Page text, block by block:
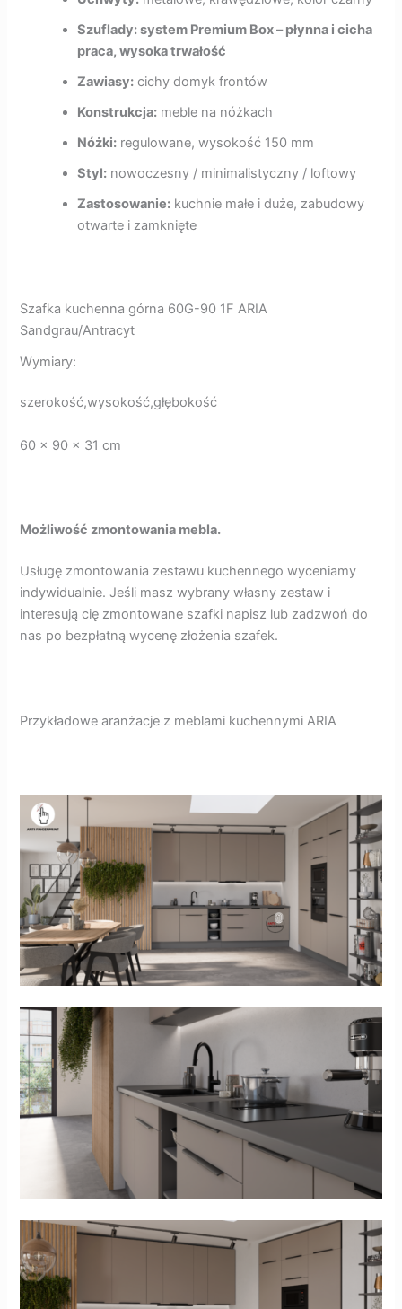
Szuflady: system Premium Box – płynna i cicha
praca, wysoka trwałość
Zawiasy: cichy domyk frontów
Konstrukcja: meble na nóżkach
Nóżki: regulowane, wysokość 150 mm
Styl: nowoczesny / minimalistyczny / loftowy
Zastosowanie: kuchnie małe i duże, zabudowy
otwarte i zamknięte
Szafka kuchenna górna 60G-90 1F ARIA
Sandgrau/Antracyt
Wymiary:
szerokość,wysokość,głębokość
60 x 90 x 31 cm
Możliwość zmontowania mebla.
Usługę zmontowania zestawu kuchennego wyceniamy
indywidualnie. Jeśli masz wybrany własny zestaw i
interesują cię zmontowane szafki napisz lub zadzwoń do
nas po bezpłatną wycenę złożenia szafek.
Przykładowe aranżacje z meblami kuchennymi ARIA